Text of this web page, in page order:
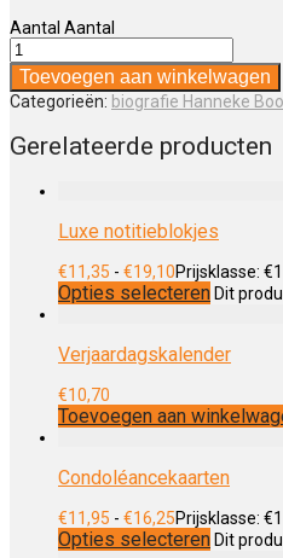
Aantal Aantal
Toevoegen aan winkelwagen
Categorieën: biografie Hanneke
Gerelateerde producten
Luxe notitieblokjes
€11,35 - €19,10Prijsklasse:
Opties selecteren Dit
Verjaardagskalender
€10,70
Toevoegen aan
Condoléancekaarten
€11,95 - €16,25Prijsklasse:
Opties selecteren Dit